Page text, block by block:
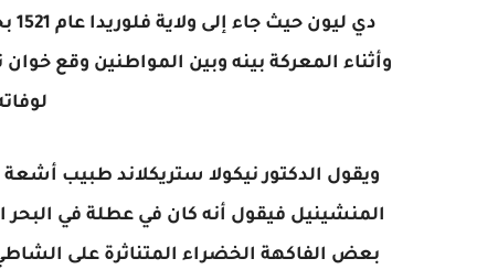
وأثناء المعركة بينه وبين المواطنين وقع
ويقول الدكتور نيكولا ستريكلاند طبيب
المنشينيل فيقول أنه كان في عطلة في البحر
بعض الفاكهة الخضراء المتناثرة على